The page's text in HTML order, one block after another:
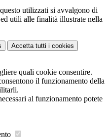
utilizzati si avvalgono di
utili alle finalità illustrate nella
Accetta tutti i cookies
quali cookie consentire.
il funzionamento della
al funzionamento potete